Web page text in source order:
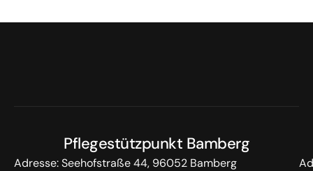
Pflegestützpunkt Bamberg
Adresse:Seehofstraße 44, 96052 Bamberg